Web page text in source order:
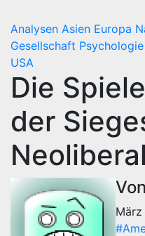
Analysen Asien Europa
Gesellschaft
USA
Die
der
Von
März